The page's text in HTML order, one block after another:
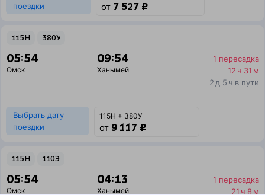
поездки
от 7 527 ₽
115Н 380У
05:54
Омск
09:54
Ханымей
1 пересадка
12 ч 31 м
2 д 5 ч в пути
Выбрать дату
поездки
115Н + 380У
от 9 117 ₽
115Н 110Э
05:54
Омск
04:13
Ханымей
1 пересадка
21 ч 8 м